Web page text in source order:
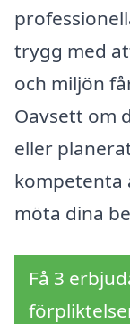
trygg med
och miljön
Oavsett om
eller
kompetenta
möta dina
Få 3